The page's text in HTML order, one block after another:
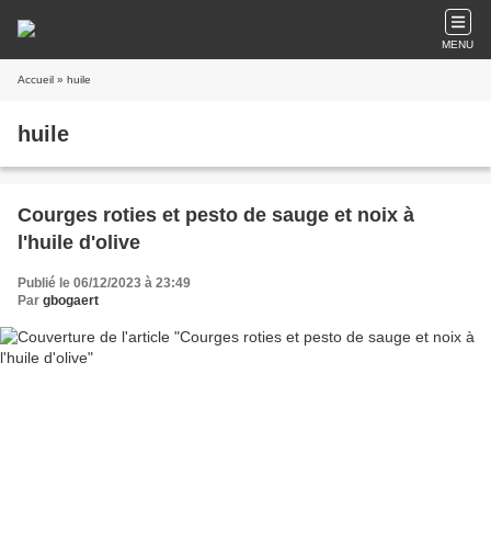
MENU
Accueil » huile
huile
Courges roties et pesto de sauge et noix à
l'huile d'olive
Publié le 06/12/2023 à 23:49
Par gbogaert